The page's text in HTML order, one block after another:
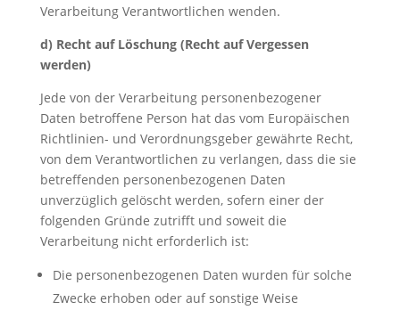
Verarbeitung Verantwortlichen wenden.
d) Recht auf Löschung (Recht auf Vergessen
werden)
Jede von der Verarbeitung personenbezogener
Daten betroffene Person hat das vom Europäischen
Richtlinien- und Verordnungsgeber gewährte Recht,
von dem Verantwortlichen zu verlangen, dass die sie
betreffenden personenbezogenen Daten
unverzüglich gelöscht werden, sofern einer der
folgenden Gründe zutrifft und soweit die
Verarbeitung nicht erforderlich ist:
Die personenbezogenen Daten wurden für solche
Zwecke erhoben oder auf sonstige Weise